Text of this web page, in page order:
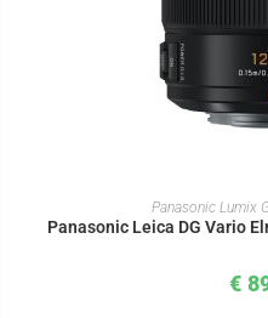
IN DEN
Panasonic Lumix
Panasonic Leica DG Vario
€